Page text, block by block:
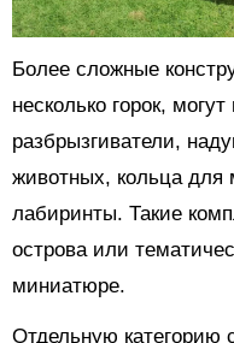
Более сложные
несколько горок,
разбрызгиватели,
животных, кольца для
лабиринты. Такие
острова или
миниатюре.
Отдельную категорию